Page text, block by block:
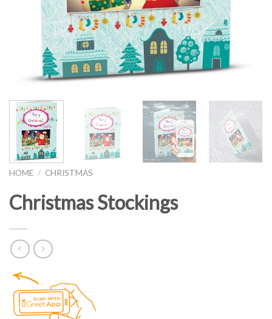
HOME / CHRISTMAS
Christmas Stockings